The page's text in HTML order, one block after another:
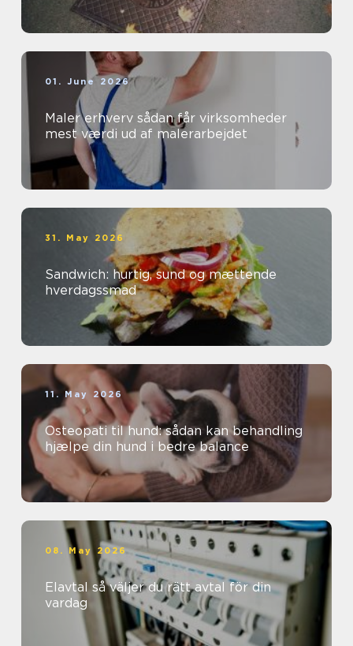
01. June 2026
Maler erhverv sådan får virksomheder
mest værdi ud af malerarbejdet
31. May 2026
Sandwich: hurtig, sund og mættende
hverdagssmad
11. May 2026
Osteopati til hund: sådan kan behandling
hjælpe din hund i bedre balance
08. May 2026
Elavtal så väljer du rätt avtal för din
vardag